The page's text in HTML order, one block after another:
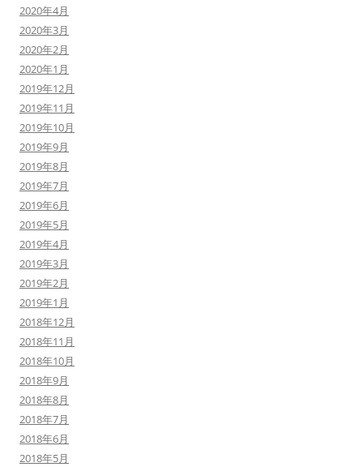
2020年4月
2020年3月
2020年2月
2020年1月
2019年12月
2019年11月
2019年10月
2019年9月
2019年8月
2019年7月
2019年6月
2019年5月
2019年4月
2019年3月
2019年2月
2019年1月
2018年12月
2018年11月
2018年10月
2018年9月
2018年8月
2018年7月
2018年6月
2018年5月